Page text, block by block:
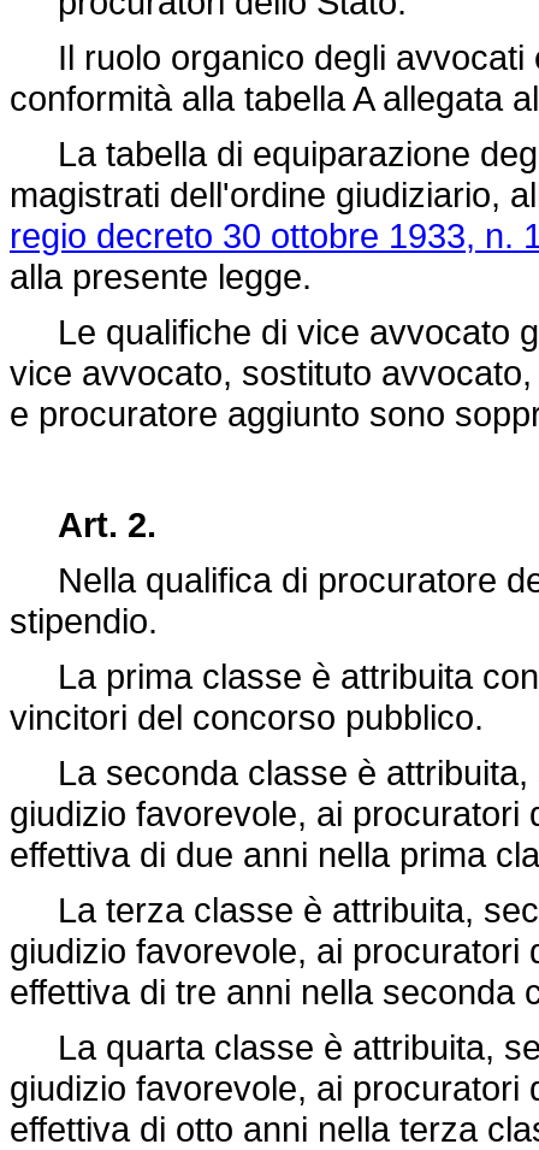
Il ruolo organico degli avvocati
conformità alla tabella A allegata
La tabella di equiparazione
magistrati dell'ordine giudiziario,
regio decreto 30 ottobre 1933, n.
alla presente legge.
Le qualifiche di vice avvocato
vice avvocato, sostituto
e procuratore aggiunto sono
Art. 2.
Nella qualifica di procuratore
stipendio.
La prima classe è attribuita
vincitori del concorso pubblico.
La seconda classe è attribuita,
giudizio favorevole, ai procuratori
effettiva di due anni nella prima
La terza classe è attribuita,
giudizio favorevole, ai procuratori
effettiva di tre anni nella seconda
La quarta classe è attribuita,
giudizio favorevole, ai procuratori
effettiva di otto anni nella terza